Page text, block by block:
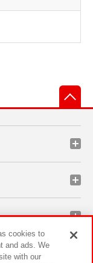
cookies to
and ads. We
with our